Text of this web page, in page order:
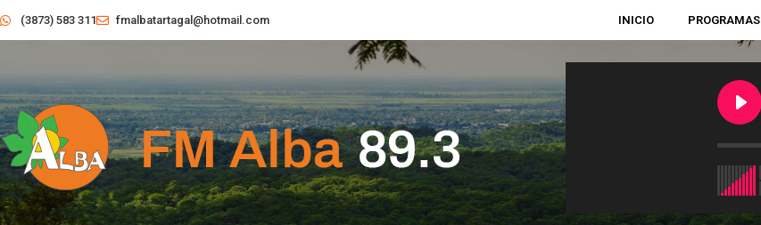
(3873) 583 311 fmalbatartagal@hotmail.com INICIO PROGRAMAS